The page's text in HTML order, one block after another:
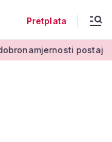
Pretplata
meta prijevare'